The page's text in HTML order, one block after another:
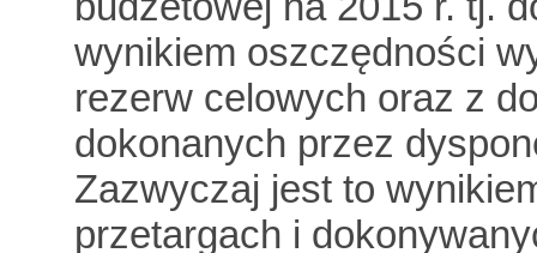
wynikiem oszczędności
rezerw celowych oraz z
dokonanych przez
Zazwyczaj jest to
przetargach i